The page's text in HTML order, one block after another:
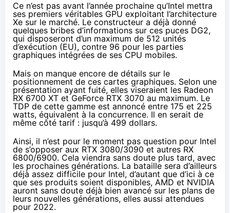
Ce n’est pas avant l’année prochaine qu’Intel mettra
ses premiers véritables GPU exploitant l’architecture
Xe sur le marché. Le constructeur a déjà donné
quelques bribes d’informations sur ces puces DG2,
qui disposeront d’un maximum de 512 unités
d’exécution (EU), contre 96 pour les parties
graphiques intégrées de ses CPU mobiles.
Mais on manque encore de détails sur le
positionnement de ces cartes graphiques. Selon une
présentation ayant fuité, elles viseraient les Radeon
RX 6700 XT etGeForce RTX 3070 au maximum. Le
TDP de cette gamme est annoncé entre 175 et 225
watts, équivalent à la concurrence. Il en serait de
même côté tarif : jusqu’à 499 dollars.
Ainsi, il n’est pour le moment pas question pour Intel
de s’opposer aux RTX 3080/3090 et autres RX
6800/6900. Cela viendra sans doute plus tard, avec
les prochaines générations. La bataille sera d’ailleurs
déjà assez difficile pour Intel, d’autant que d’ici à ce
que ses produits soient disponibles, AMD et NVIDIA
auront sans doute déjà bien avancé sur les plans de
leurs nouvelles générations, elles aussi attendues
pour 2022.